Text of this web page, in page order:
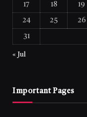
17 18 19
24 25 26
31
« Jul
Important Pages